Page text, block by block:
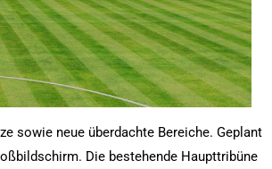
sowie neue überdachte Bereiche. Geplant
Die bestehende Haupttribüne